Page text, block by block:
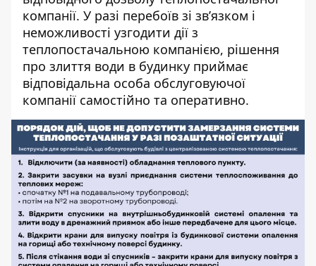
компанії. У разі перебоїв зі зв’язком і
неможливості узгодити дії з
теплопостачальною компанією, рішення
про злиття води в будинку приймає
відповідальна особа обслуговуючої
компанії самостійно та оперативно.